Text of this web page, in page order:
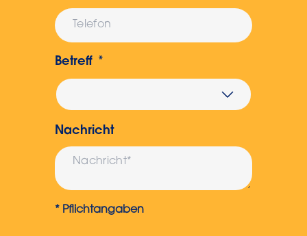
Betreff
Nachricht
* Pflichtangaben